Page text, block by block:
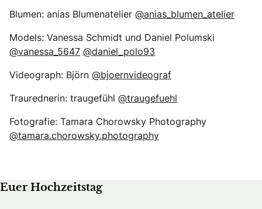
Blumen: anias Blumenatelier @anias_blumen_atelier
Models: Vanessa Schmidt und Daniel Polumski
@vanessa_5647 @daniel_polo93
Videograph: Björn @bjoernvideograf
Traurednerin: traugefühl @traugefuehl
Fotografie: Tamara Chorowsky Photography
@tamara.chorowsky.photography
Euer Hochzeitstag